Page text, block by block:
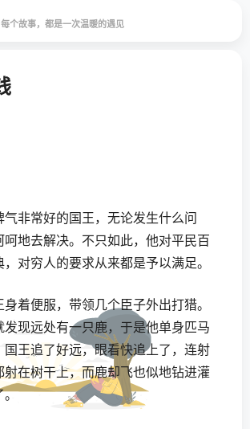
每个故事，都是一次温暖的遇见
非常好的国王，无论发生什么问
呵地去解决。不只如此，他对平民百
对穷人的要求从来都是予以满足。
便服，带领几个臣子外出打猎。
发现远处有一只鹿，于是他单身匹马
国王追了好远，眼看快追上了，连射
射在树干上，而鹿却飞也似地钻进灌
。